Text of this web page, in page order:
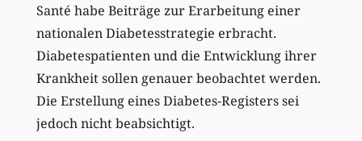
Santé habe Beiträge zur Erarbeitung einer
nationalen Diabetesstrategie erbracht.
Diabetespatienten und die Entwicklung ihrer
Krankheit sollen genauer beobachtet werden.
Die Erstellung eines Diabetes-Registers sei
jedoch nicht beabsichtigt.